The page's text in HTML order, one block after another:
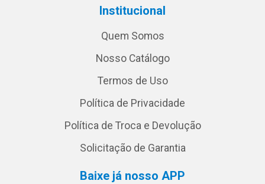
Institucional
Quem Somos
Nosso Catálogo
Termos de Uso
Política de Privacidade
Política de Troca e Devolução
Solicitação de Garantia
Baixe já nosso APP